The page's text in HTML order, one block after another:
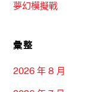
夢幻模擬戰
彙整
2026 年 8 月